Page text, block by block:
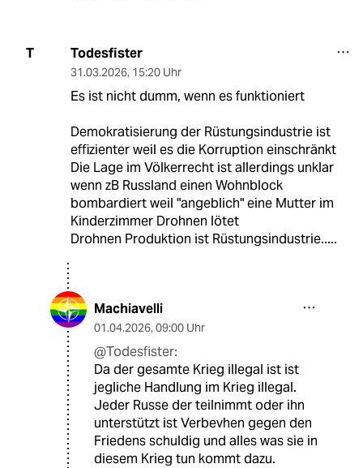
T Todesfister
31.03.2026, 15:20 Uhr
Es ist nicht dumm, wenn es funktioniert
Demokratisierung der Rüstungsindustrie ist
effizienter weil es die Korruption einschränkt
Die Lage im Völkerrecht ist allerdings unklar
wenn zB Russland einen Wohnblock
bombardiert weil "angeblich" eine Mutter im
Kinderzimmer Drohnen lötet
Drohnen Produktion ist Rüstungsindustrie.....
Machiavelli
01.04.2026, 09:00 Uhr
@Todesfister:
Da der gesamte Krieg illegal ist ist
jegliche Handlung im Krieg illegal.
Jeder Russe der teilnimmt oder ihn
unterstützt ist Verbevhen gegen den
Friedens schuldig und alles was sie in
diesem Krieg tun kommt dazu.